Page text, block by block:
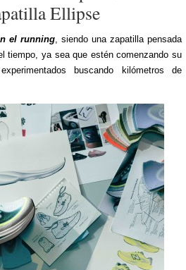
Ellipse
el running, siendo una zapatilla pensada
tiempo, ya sea que estén comenzando su
buscando kilómetros de